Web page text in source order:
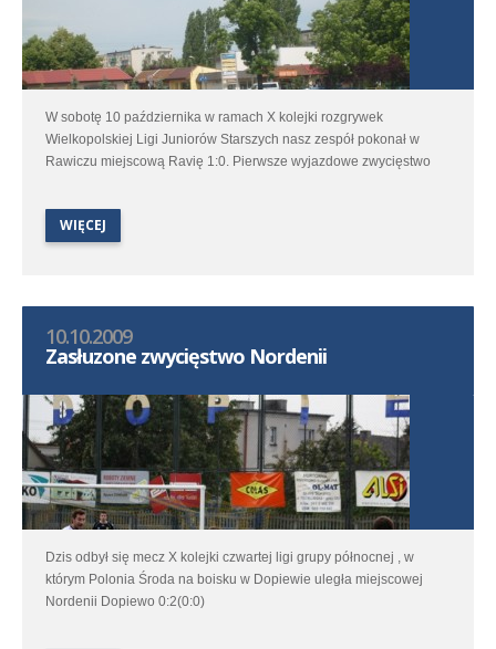
W sobotę 10 października w ramach X kolejki rozgrywek
Wielkopolskiej Ligi Juniorów Starszych nasz zespół pokonał w
Rawiczu miejscową Ravię 1:0. Pierwsze wyjazdowe zwycięstwo
do Środy. Bramke na wagę zwycięstwa w tym spotkaniu w 53
minucie zdobył Adrian Markiewicz.
WIĘCEJ
10.10.2009
Zasłuzone zwycięstwo Nordenii
Dzis odbył się mecz X kolejki czwartej ligi grupy północnej , w
którym Polonia Środa na boisku w Dopiewie uległa miejscowej
Nordenii Dopiewo 0:2(0:0)